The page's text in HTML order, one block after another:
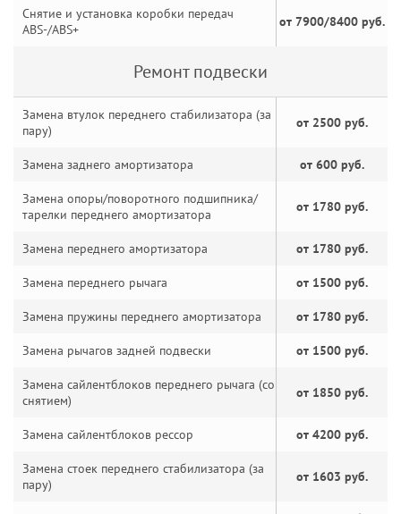
Снятие и установка коробки передач
ABS-/ABS+
от 7900/8400 руб.
Ремонт подвески
Замена втулок переднего стабилизатора (за
пару)
от 2500 руб.
Замена заднего амортизатора от 600 руб.
Замена опоры/поворотного подшипника/
тарелки переднего амортизатора
от 1780 руб.
Замена переднего амортизатора от 1780 руб.
Замена переднего рычага от 1500 руб.
Замена пружины переднего амортизатора от 1780 руб.
Замена рычагов задней подвески от 1500 руб.
Замена сайлентблоков переднего рычага (со
снятием)
от 1850 руб.
Замена сайлентблоков рессор от 4200 руб.
Замена стоек переднего стабилизатора (за
пару)
от 1603 руб.